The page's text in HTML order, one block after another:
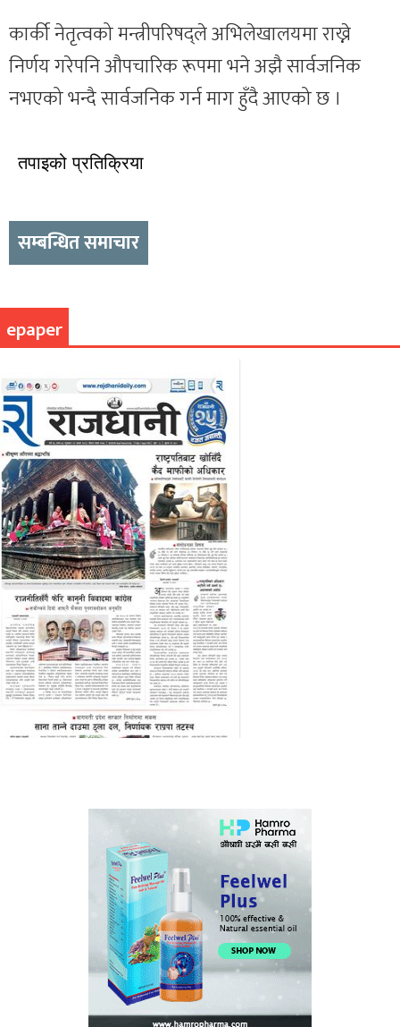
कार्की नेतृत्वको मन्त्रीपरिषद्ले अभिलेखालयमा राख्ने
निर्णय गरेपनि औपचारिक रूपमा भने अझै सार्वजनिक
नभएको भन्दै सार्वजनिक गर्न माग हुँदै आएको छ ।
तपाइको प्रतिक्रिया
सम्बन्धित समाचार
epaper